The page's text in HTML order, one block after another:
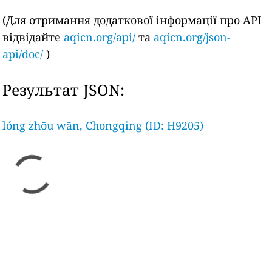
(Для отримання додаткової інформації про API
відвідайте aqicn.org/api/ та aqicn.org/json-
api/doc/ )
Результат JSON:
lóng zhōu wān, Chongqing (ID: H9205)